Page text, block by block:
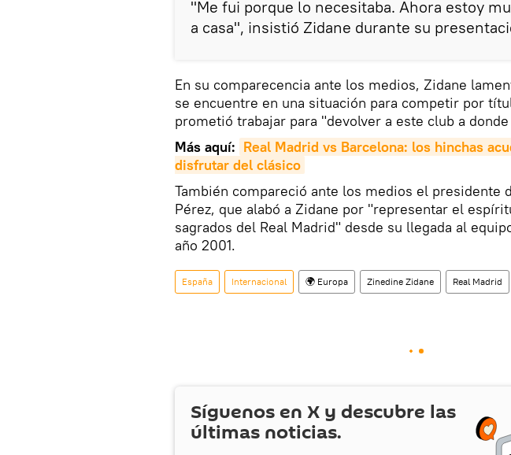
"Me fui porque lo necesitaba. Ahora estoy
a casa", insistió Zidane durante su
En su comparecencia ante los medios, Zidane
se encuentre en una situación para competir por
prometió trabajar para "devolver a este club a
Más aquí: Real Madrid vs Barcelona: los hinchas
disfrutar del clásico
También compareció ante los medios el presidente
Pérez, que alabó a Zidane por "representar el
sagrados del Real Madrid" desde su llegada al
año 2001.
España Internacional 🌍 Europa Zinedine Zidane Real Madrid
Síguenos en X y descubre las
últimas noticias.